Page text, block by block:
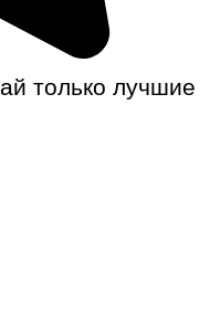
только лучшие